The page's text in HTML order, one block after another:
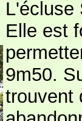
L'écluse
Elle est
9m50.
trouvent